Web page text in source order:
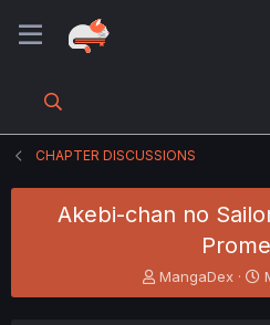
CHAPTER DISCUSSIONS
Akebi-chan no
T
h
MangaDex
t